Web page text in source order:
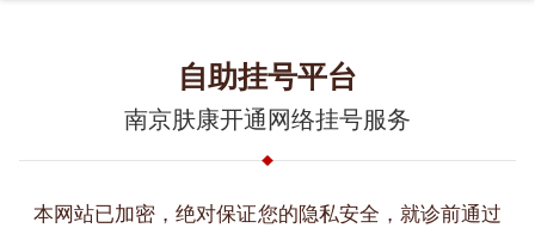
自助挂号平台
南京肤康开通网络挂号服务
本网站已加密，绝对保证您的隐私安全，就诊前通过